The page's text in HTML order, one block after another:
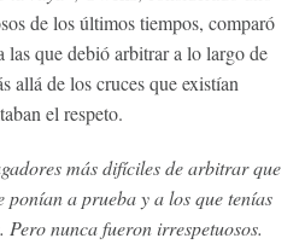
de los últimos tiempos, comparó
las que debió arbitrar a lo largo de
allá de los cruces que existían
el respeto.
más difíciles de arbitrar que
ponían a prueba y a los que tenías
nunca fueron irrespetuosos.